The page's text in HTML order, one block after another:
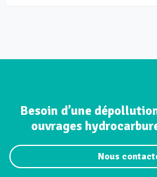
Besoin d’une
ouvrages
Nous